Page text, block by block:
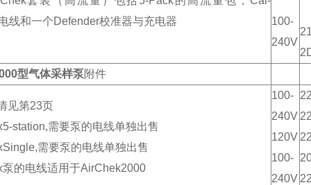
线和一个Defender校准器与充电器
100-
240V
型气体采样泵附件
见第23页
station,需要泵的电线单独出售
需要泵的电线单独出售
的电线适用于AirChek2000
100-
240V
120V
100-
240V